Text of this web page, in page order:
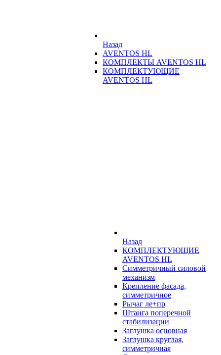
Назад
AVENTOS HL
КОМПЛЕКТЫ AVENTOS HL
КОМПЛЕКТУЮЩИЕ
AVENTOS HL
Назад
КОМПЛЕКТУЮЩИЕ
AVENTOS HL
Симметричный силовой
механизм
Крепление фасада,
симметричное
Рычаг ле+пр
Штанга поперечной
стабилизации
Заглушка основная
Заглушка круглая,
симметричная